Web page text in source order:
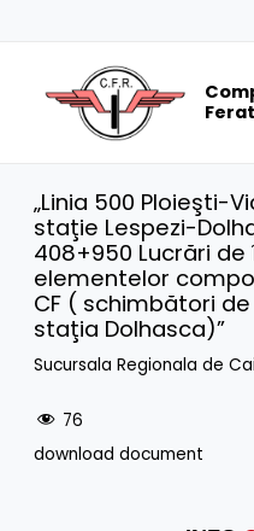
„Linia 500 Ploieşti-
staţie Lespezi-
408+950 Lucrări
elementelor
CF ( schimbători de
staţia Dolhasca)”
Sucursala Regionala de
76
download document